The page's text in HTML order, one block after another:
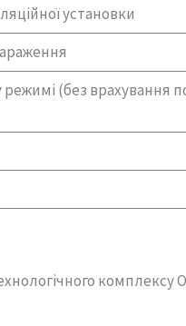
установки
(без врахування
комплексу